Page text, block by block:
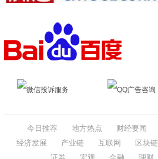
微信投诉服务 QQ广告咨询
今日推荐 地方热点 财经要闻
经济发展
产业链 互联网 区块链